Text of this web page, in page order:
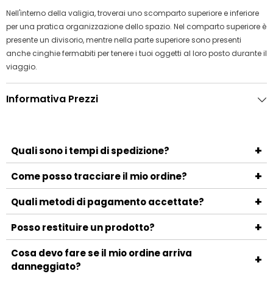
Nell'interno della valigia, troverai uno scomparto superiore e inferiore
per una pratica organizzazione dello spazio. Nel comparto superiore è
presente un divisorio, mentre nella parte superiore sono presenti
anche cinghie fermabiti per tenere i tuoi oggetti al loro posto durante il
viaggio.
Informativa Prezzi
Quali sono i tempi di spedizione? +
I tempi di spedizione variano a seconda del metodo
scelto e della località di destinazione. Generalmente, la
consegna avviene entro 3-5 giorni lavorativi.
Come posso tracciare il mio ordine? +
Una volta spedito l'ordine, riceverai un'email con il numero
di tracciamento e il link per monitorare la spedizione.
Quali metodi di pagamento accettate? +
Accettiamo i principali metodi di pagamento, tra cui
carte di credito, PayPal, bonifico bancario e contrassegno.
Posso restituire un prodotto? +
Sì, puoi restituire un prodotto entro 14 giorni dalla
ricezione. Assicurati che il prodotto sia nelle stesse
Cosa devo fare se il mio ordine arriva
danneggiato?
+